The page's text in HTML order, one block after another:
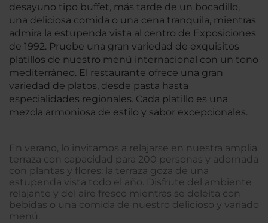
desayuno tipo buffet, más tarde de un bocadillo,
una deliciosa comida o una cena tranquila, mientras
admira la estupenda vista al centro de Exposiciones
de 1992. Pruebe una gran variedad de exquisitos
platillos de nuestro menú internacional con un tono
mediterráneo. El restaurante ofrece una gran
variedad de platos, desde pasta hasta
especialidades regionales. Cada platillo es una
mezcla armoniosa de estilo y sabor excepcionales.
En verano, lo invitamos a relajarse en nuestra amplia
terraza con capacidad para 200 personas y adornada
con plantas y flores: la terraza goza de una
estupenda vista todo el año. Disfrute del ambiente
relajante y del aire fresco mientras se deleita con
bebidas o una comida de nuestro delicioso y variado
menú.